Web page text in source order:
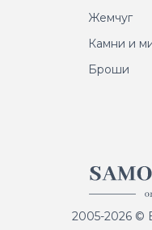
Жемчуг
Камни и
Броши
2005-2026 ©